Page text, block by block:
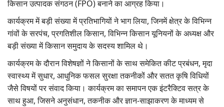
किसान उत्पादक संगठन (FPO) बनाने का आग्रह किया।
कार्यक्रम में बड़ी संख्या में प्रतिभागियों ने भाग लिया, जिनमें क्षेत्र के विभिन्न
गांवों के सरपंच, प्रगतिशील किसान, विभिन्न किसान यूनियनों के अध्यक्ष और
बड़ी संख्या में किसान समुदाय के सदस्य शामिल थे।
कार्यक्रम के दौरान विशेषज्ञों ने किसानों के साथ समेकित कीट प्रबंधन, मृदा
स्वास्थ्य में सुधार, आधुनिक फसल सुरक्षा तकनीकों और सतत कृषि विधियों
जैसे विषयों पर संवाद किया। कार्यक्रम का समापन एक इंटरैक्टिव सत्र के
साथ हुआ, जिसने अनुसंधान, तकनीक और ज्ञान-साझाकरण के माध्यम से